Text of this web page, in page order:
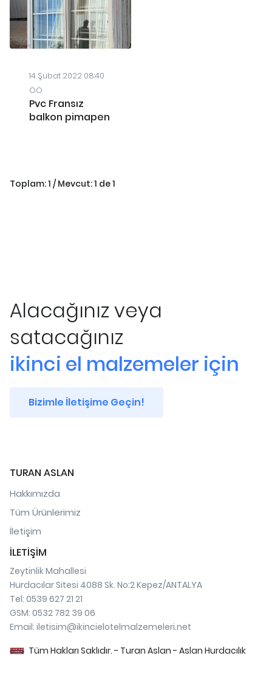
14 Şubat 2022 08:40
ÖÖ
Pvc Fransız
balkon pimapen
Toplam: 1 / Mevcut: 1 de 1
Alacağınız veya
satacağınız
ikinci el malzemeler için
Bizimle İletişime Geçin!
TURAN ASLAN
Hakkımızda
Tüm Ürünlerimiz
İletişim
İLETİŞİM
Zeytinlik Mahallesi
Hurdacılar Sitesi 4088 Sk. No:2 Kepez/ANTALYA
Tel: 0539 627 21 21
GSM: 0532 782 39 06
Email: iletisim@ikincielotelmalzemeleri.net
Tüm Hakları Saklıdır. - Turan Aslan - Aslan Hurdacılık